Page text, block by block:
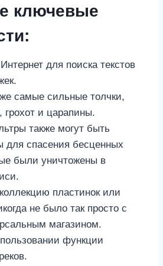
ключевые
для поиска текстов
самые сильные толчки,
грохот и царапины.
также могут быть
для спасения бесценных
были уничтожены в
пластинок или
не было так просто с
магазином.
функции